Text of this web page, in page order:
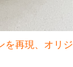
を再現、オリジ